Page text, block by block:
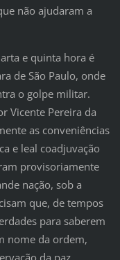
não ajudaram a
e quinta hora é
de São Paulo, onde
o golpe militar.
Vicente Pereira da
as conveniências
e leal coadjuvação
provisoriamente
nação, sob a
que, de tempos
para saberem
nome da ordem,
da paz,